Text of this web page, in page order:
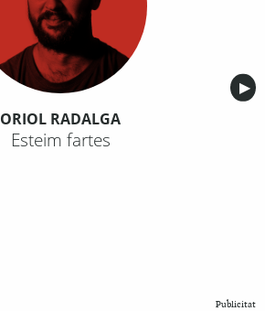
▶︎
ORIOL RADALGA
Esteim fartes
Publicitat